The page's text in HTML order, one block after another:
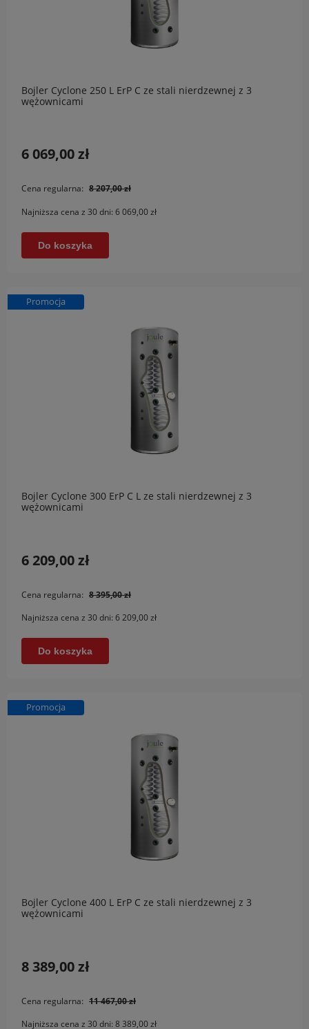
Bojler Cyclone 250 L ErP C ze stali nierdzewnej z 3
wężownicami
6 069,00 zł
Cena regularna: 8 207,00 zł
Najniższa cena z 30 dni: 6 069,00 zł
Do koszyka
Bojler Cyclone 300 ErP C L ze stali nierdzewnej z 3
wężownicami
6 209,00 zł
Cena regularna: 8 395,00 zł
Najniższa cena z 30 dni: 6 209,00 zł
Do koszyka
Promocja
Bojler Cyclone 400 L ErP C ze stali nierdzewnej z 3
wężownicami
8 389,00 zł
Cena regularna: 11 467,00 zł
Najniższa cena z 30 dni: 8 389,00 zł
Promocja